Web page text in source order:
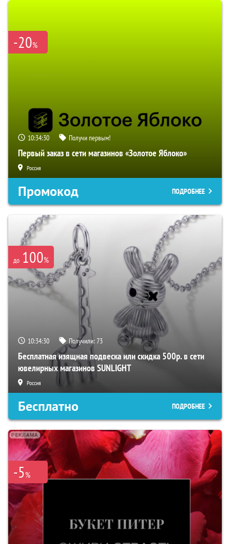
-20%
10:34:29 Получи первым!
Первый заказ в сети магазинов «Золотое Яблоко»
Россия
Промокод ПОДРОБНЕЕ
до 100%
10:34:29 Получили:73
Бесплатная изящная подвеска или скидка 500р. в сети
ювелирных магазинов SUNLIGHT
Россия
Бесплатно ПОДРОБНЕЕ
-5%